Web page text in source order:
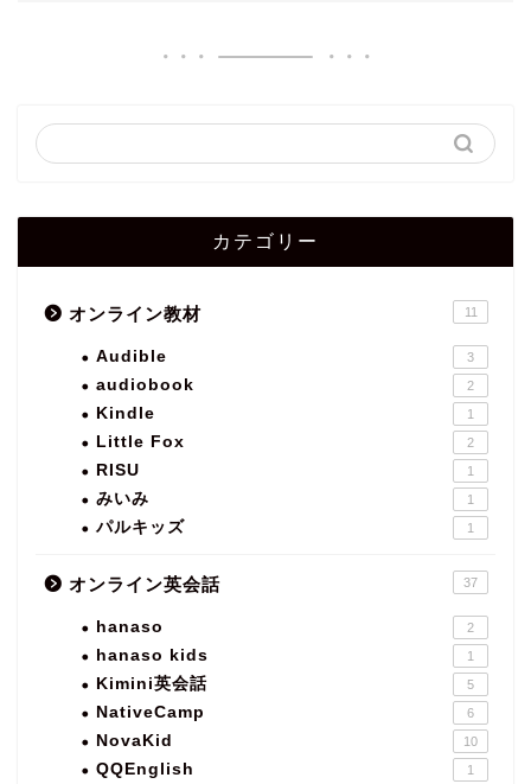
カテゴリー
オンライン教材 11
Audible 3
audiobook 2
Kindle 1
Little Fox 2
RISU 1
みいみ 1
パルキッズ 1
オンライン英会話 37
hanaso 2
hanaso kids 1
Kimini英会話 5
NativeCamp 6
NovaKid 10
QQEnglish 1